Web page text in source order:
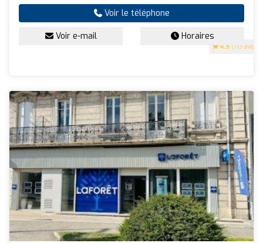
4.9 (173 avis)
Voir le téléphone
Voir e-mail Horaires